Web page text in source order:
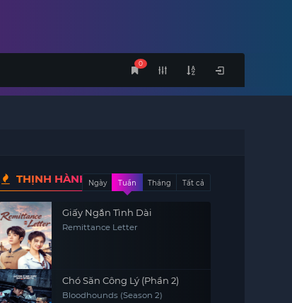
0
THỊNH HÀNHNgày Tuần Tháng Tất cả
Giấy Ngắn Tình Dài
Remittance Letter
Chó Săn Công Lý (Phần 2)
Bloodhounds (Season 2)